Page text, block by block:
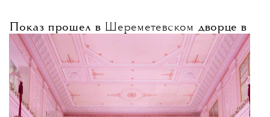
Показ прошел в Шереметевском дворце в
Петербурге. По словам Анастасии
Паутовой, идея спектакля принадлежала
самому бренду — новая коллекция
посвящена «Русским сезонам», и именно
поэтому предложили обратиться к фигуре
Дягилева.